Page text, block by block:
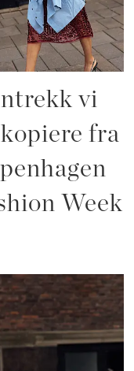
vi
fra
Week